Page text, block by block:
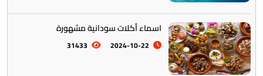
اسماء أكلات سودانية مشهورة
2024-10-22
31433